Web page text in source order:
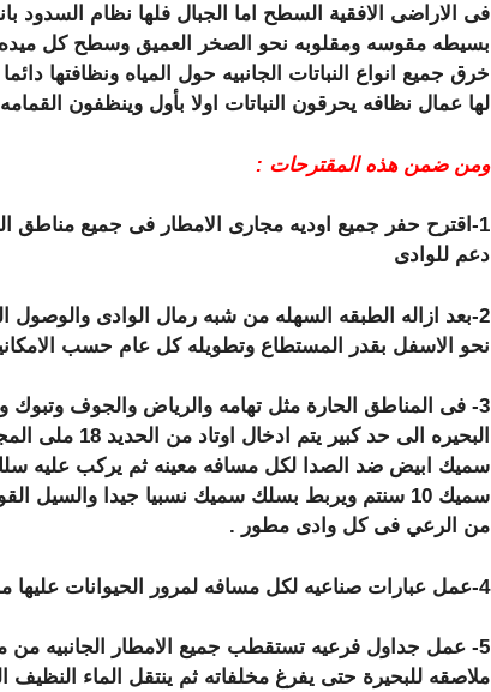
فى الاراضى الافقية السطح اما الجبال فلها نظام
بسيطه مقوسه ومقلوبه نحو الصخر العميق وسطح كل
خرق جميع انواع النباتات الجانبيه حول المياه ونظافتها
لها عمال نظافه يحرقون النباتات اولا بأول وينظفون القمامه
ومن ضمن هذه المقترحات :
1-اقترح حفر جميع اوديه مجارى الامطار فى جميع
دعم للوادى
2-بعد ازاله الطبقه السهله من شبه رمال الوادى
نحو الاسفل بقدر المستطاع وتطويله كل عام حسب
3- فى المناطق الحارة مثل تهامه والرياض والجوف
البحيره الى
سميك ابيض ضد الصدا لكل مسافه معينه ثم يركب عليه
سميك 10 سنتم ويربط بسلك سميك نسبيا جيدا
من الرعي فى كل وادى مطور .
4-عمل عبارات صناعيه لكل مسافه لمرور الحيوانات عليها من الاغنام والماعز ونحوه بل حتى السيارات .
5- عمل جداول فرعيه تستقطب جميع الامطار الجانبيه
ملاصقه للبحيرة حتى يفرغ مخلفاته ثم ينتقل الماء